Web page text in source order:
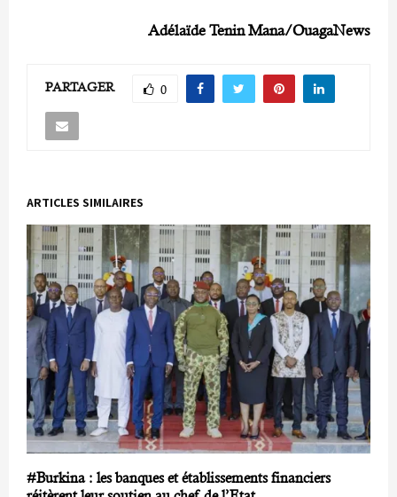
Adélaïde Tenin Mana/OuagaNews
PARTAGER 0
ARTICLES SIMILAIRES
#Burkina : les banques et établissements financiers